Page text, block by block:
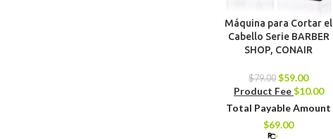
Máquina para Cortar el
Cabello Serie BARBER
SHOP, CONAIR
$79.00 $59.00
Product Fee$10.00
Total Payable Amount
$69.00